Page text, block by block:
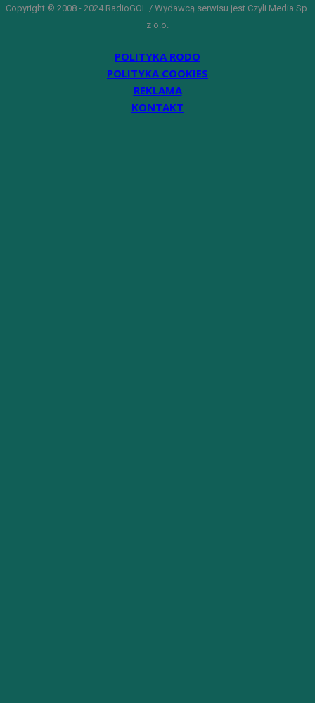
Copyright © 2008 - 2024 RadioGOL / Wydawcą serwisu jest Czyli Media Sp.
z o.o.
POLITYKA RODO
POLITYKA COOKIES
REKLAMA
KONTAKT